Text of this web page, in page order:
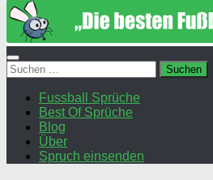
Suchen
nach:
Fussball Sprüche
Best Of Sprüche
Blog
Über
Spruch einsenden